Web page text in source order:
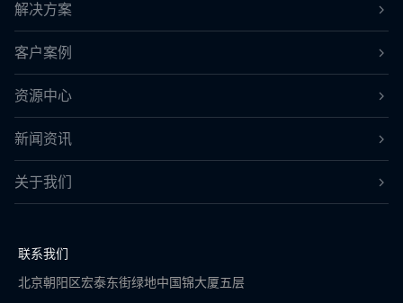
解决方案
客户案例
资源中心
新闻资讯
关于我们
联系我们
北京朝阳区宏泰东街绿地中国锦大厦五层